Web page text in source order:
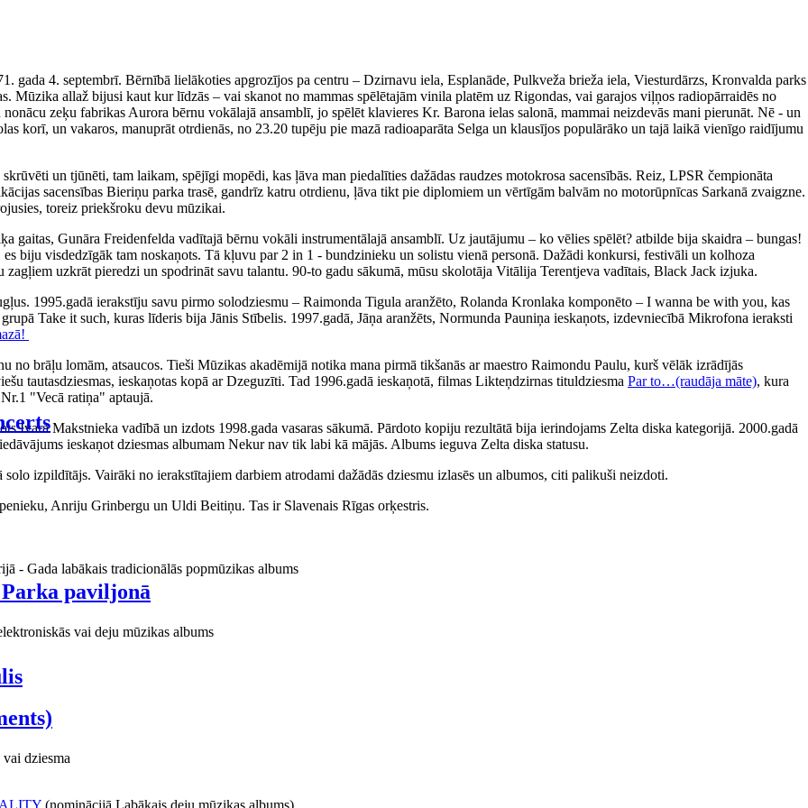
paviljonā
gada 4. septembrī. Bērnībā lielākoties apgrozījos pa centru – Dzirnavu iela, Esplanāde, Pulkveža brieža iela, Viesturdārzs, Kronvalda parks
Mūzika allaž bijusi kaut kur līdzās – vai skanot no mammas spēlētajām vinila platēm uz Rigondas, vai garajos viļņos radiopārraidēs no
zeķu fabrikas Aurora bērnu vokālajā ansamblī, jo spēlēt klavieres Kr. Barona ielas salonā, mammai neizdevās mani pierunāt. Nē - un
korī, un vakaros, manuprāt otrdienās, no 23.20 tupēju pie mazā radioaparāta Selga un klausījos populārāko un tajā laikā vienīgo raidījumu
un tjūnēti, tam laikam, spējīgi mopēdi, kas ļāva man piedalīties dažādas raudzes motokrosa sacensībās. Reiz, LPSR čempionāta
sacensības Bieriņu parka trasē, gandrīz katru otrdienu, ļāva tikt pie diplomiem un vērtīgām balvām no motorūpnīcas Sarkanā zvaigzne.
toreiz priekšroku devu mūzikai.
gaitas, Gunāra Freidenfelda vadītajā bērnu vokāli instrumentālajā ansamblī. Uz jautājumu – ko vēlies spēlēt? atbilde bija skaidra – bungas!
biju visdedzīgāk tam noskaņots. Tā kļuvu par 2 in 1 - bundzinieku un solistu vienā personā. Dažādi konkursi, festivāli un kolhoza
uzkrāt pieredzi un spodrināt savu talantu. 90-to gadu sākumā, mūsu skolotāja Vitālija Terentjeva vadītais, Black Jack izjuka.
1995.gadā ierakstīju savu pirmo solodziesmu – Raimonda Tigula aranžēto, Rolanda Kronlaka komponēto – I wanna be with you, kas
Take it such, kuras līderis bija Jānis Stībelis. 1997.gadā, Jāņa aranžēts, Normunda Pauniņa ieskaņots, izdevniecībā Mikrofona ieraksti
brāļu lomām, atsaucos. Tieši Mūzikas akadēmijā notika mana pirmā tikšanās ar maestro Raimondu Paulu, kurš vēlāk izrādījās
tautasdziesmas, ieskaņotas kopā ar Dzeguzīti. Tad 1996.gadā ieskaņotā, filmas Likteņdzirnas tituldziesma Par to…(raudāja māte), kura
"Vecā ratiņa" aptaujā.
Ivara Makstnieka vadībā un izdots 1998.gada vasaras sākumā. Pārdoto kopiju rezultātā bija ierindojams Zelta diska kategorijā. 2000.gadā
ieskaņot dziesmas albumam Nekur nav tik labi kā mājās. Albums ieguva Zelta diska statusu.
izpildītājs. Vairāki no ierakstītajiem darbiem atrodami dažādās dziesmu izlasēs un albumos, citi palikuši neizdoti.
Anriju Grinbergu un Uldi Beitiņu. Tas ir Slavenais Rīgas orķestris.
- Gada labākais tradicionālās popmūzikas albums
vai deju mūzikas albums
dziesma
(nominācijā Labākais deju mūzikas albums)